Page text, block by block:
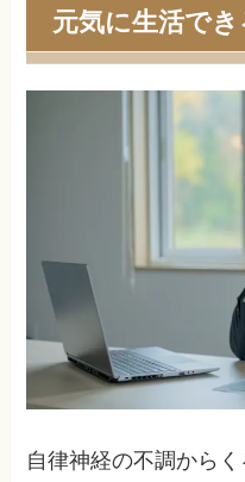
元気に生活で
自律神経の不調から